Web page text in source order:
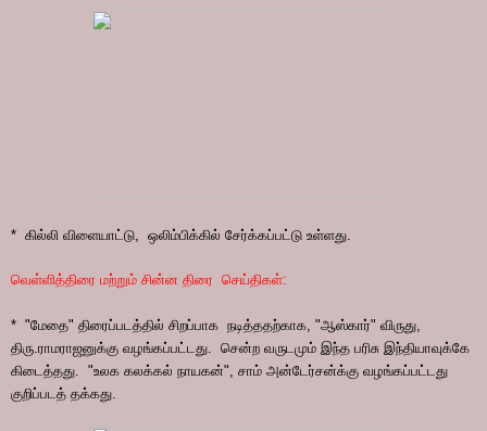
* கில்லி விளையாட்டு, ஒலிம்பிக்கில் சேர்க்கப்பட்டு உள்ளது.
வெள்ளித்திரை மற்றும் சின்ன திரை செய்திகள்:
* "மேதை" திரைப்படத்தில் சிறப்பாக நடித்ததற்காக, "ஆஸ்கார்" விருது,
திரு.ராமராஜனுக்கு வழங்கப்பட்டது. சென்ற வருடமும் இந்த பரிசு இந்தியாவுக்கே
கிடைத்தது. "உலக கலக்கல் நாயகன்", சாம் அன்டேர்சன்க்கு வழங்கப்பட்டது
குறிப்படத் தக்கது.